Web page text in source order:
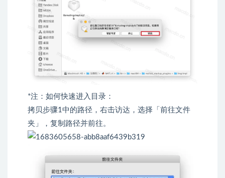
*注：如何快速进入目录：
拷贝步骤1中的路径，右击访达，选择「前往文件
夹」，复制路径并前往。